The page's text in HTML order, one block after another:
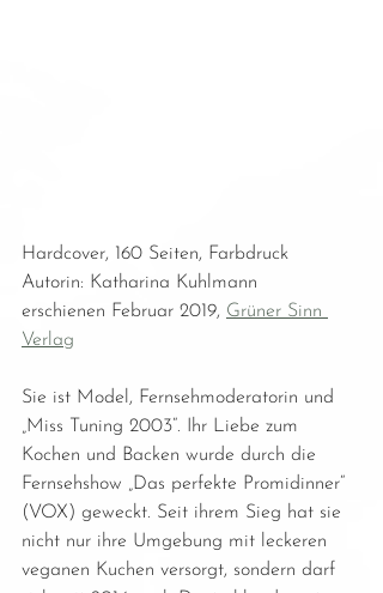
Hardcover, 160 Seiten, Farbdruck
Autorin: Katharina Kuhlmann
erschienen Februar 2019, Grüner Sinn
Verlag
Sie ist Model, Fernsehmoderatorin und
„Miss Tuning 2003“. Ihr Liebe zum
Kochen und Backen wurde durch die
Fernsehshow „Das perfekte Promidinner“
(VOX) geweckt. Seit ihrem Sieg hat sie
nicht nur ihre Umgebung mit leckeren
veganen Kuchen versorgt, sondern darf